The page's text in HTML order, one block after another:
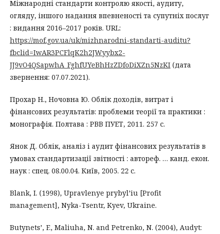
Міжнародні стандарти контролю якості, аудиту,
огляду, іншого надання впевненості та супутніх послуг
: видання 2016–2017 років. URL:
https://mof.gov.ua/uk/mizhnarodni-standarti-auditu?
fbclid=IwAR3PCFlqK2h2JWyybx2-
JJ9vO4QSapwhA_FghfUYeBhHzZDfoDiXZn5NzKI (дата
звернення: 07.07.2021).
Прохар Н., Ночовна Ю. Облік доходів, витрат і
фінансових результатів: проблеми теорії та практики :
монографія. Полтава : РВВ ПУЕТ, 2011. 257 с.
Янок Д. Облік, аналіз і аудит фінансових результатів в
умовах стандартизації звітності : автореф. … канд. екон.
наук : спец. 08.00.04. Київ, 2005. 22 с.
Blank, I. (1998), Upravlenye prybyl’iu [Profit
management], Nyka-Tsentr, Kyev, Ukraine.
Butynets’, F., Maliuha, N. and Petrenko, N. (2004), Audyt: